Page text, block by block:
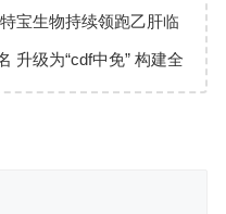
宝生物持续领跑乙肝临
升级为“cdf中免” 构建全